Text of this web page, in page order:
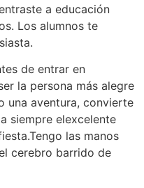
a educación
Los alumnos te
de entrar en
la persona más alegre
una aventura, convierte
siempre elexcelente
las manos
cerebro barrido de